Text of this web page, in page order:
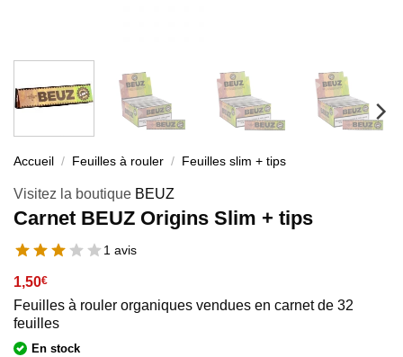
Accueil / Feuilles à rouler / Feuilles slim + tips
Visitez la boutique BEUZ
Carnet BEUZ Origins Slim + tips
1 avis
1,50€
Feuilles à rouler organiques vendues en carnet de 32
feuilles
En stock